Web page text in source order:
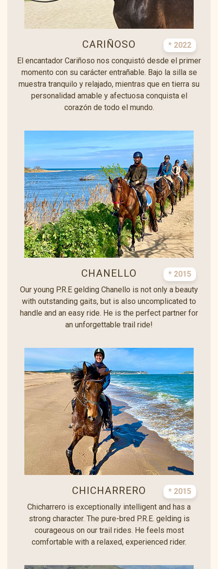
CARIÑOSO
* 2022
El encantador Cariñoso nos conquistó desde el primer
momento con su carácter entrañable. Bajo la silla se
muestra tranquilo y relajado, mientras que en tierra su
personalidad amable y afectuosa conquista el
corazón de todo el mundo.
CHANELLO
* 2015
Our young P.R.E gelding Chanello is not only a beauty
with outstanding gaits, but is also uncomplicated to
handle and an easy ride. He is the perfect partner for
an unforgettable trail ride!
CHICHARRERO
* 2015
Chicharrero is exceptionally intelligent and has a
strong character. The pure-bred P.R.E. gelding is
courageous on our trail rides. He feels most
comfortable with a relaxed, experienced rider.